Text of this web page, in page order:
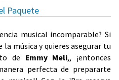
Paquete
musical incomparable? Si
la música y quieres asegurar tu
de Emmy Meli,, ¡entonces
perfecta de prepararte